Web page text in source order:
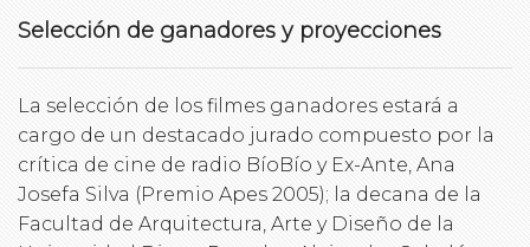
Selección de ganadores y proyecciones
La selección de los filmes ganadores estará a
cargo de un destacado jurado compuesto por la
crítica de cine de radio BíoBío y Ex-Ante, Ana
Josefa Silva (Premio Apes 2005); la decana de la
Facultad de Arquitectura, Arte y Diseño de la